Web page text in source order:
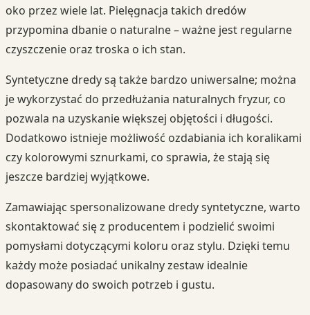
oko przez wiele lat. Pielęgnacja takich dredów
przypomina dbanie o naturalne – ważne jest regularne
czyszczenie oraz troska o ich stan.
Syntetyczne dredy są także bardzo uniwersalne; można
je wykorzystać do przedłużania naturalnych fryzur, co
pozwala na uzyskanie większej objętości i długości.
Dodatkowo istnieje możliwość ozdabiania ich koralikami
czy kolorowymi sznurkami, co sprawia, że stają się
jeszcze bardziej wyjątkowe.
Zamawiając spersonalizowane dredy syntetyczne, warto
skontaktować się z producentem i podzielić swoimi
pomysłami dotyczącymi koloru oraz stylu. Dzięki temu
każdy może posiadać unikalny zestaw idealnie
dopasowany do swoich potrzeb i gustu.